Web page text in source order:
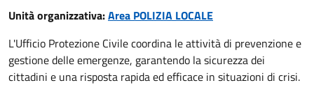
Unità organizzativa:Area POLIZIA LOCALE
L'Ufficio Protezione Civile coordina le attività di prevenzione e
gestione delle emergenze, garantendo la sicurezza dei
cittadini e una risposta rapida ed efficace in situazioni di crisi.